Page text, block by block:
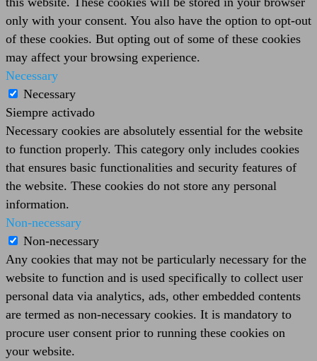
only with your consent. You also have the option to opt-out
of these cookies. But opting out of some of these cookies
may affect your browsing experience.
Necessary
Necessary
Siempre activado
Necessary cookies are absolutely essential for the website
to function properly. This category only includes cookies
that ensures basic functionalities and security features of
the website. These cookies do not store any personal
information.
Non-necessary
Non-necessary
Any cookies that may not be particularly necessary for the
website to function and is used specifically to collect user
personal data via analytics, ads, other embedded contents
are termed as non-necessary cookies. It is mandatory to
procure user consent prior to running these cookies on
your website.